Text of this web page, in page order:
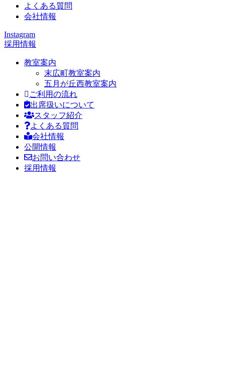
よくある質問
会社情報
Instagram
採用情報
教室案内
末広町教室案内
五月が丘西教室案内
ご利用の流れ
出席扱いについて
スタッフ紹介
よくある質問
会社情報
公開情報
お問い合わせ
採用情報